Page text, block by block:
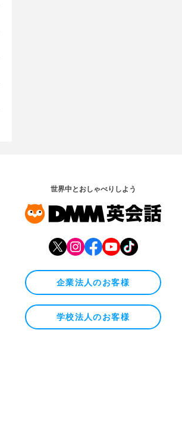
世界中とおしゃべりしよう
企業法人のお客様
学校法人のお客様